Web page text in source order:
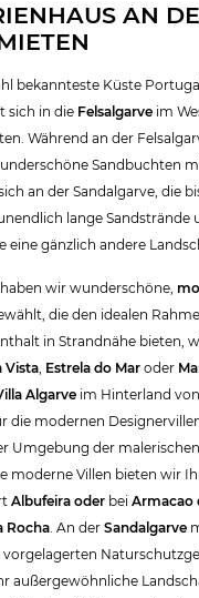
AN
bekannteste Küste
sich in die Felsalgarve im
Während an der
Sandbuchten
an der Sandalgarve, die
lange Sandstrände
eine gänzlich andere
haben wir wunderschöne,
die den idealen
in Strandnähe bieten,
Vista, Estrela do Mar oder
Algarve im Hinterland von
die modernen
Umgebung der
moderne Villen bieten wir
Albufeira oder bei Armacao
Rocha. An der Sandalgarve
vorgelagerten
außergewöhnliche